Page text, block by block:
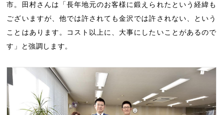
市。田村さんは「長年地元のお客様に鍛えられたという経緯も
ございますが、他では許されても金沢では許されない、という
ことはあります。コスト以上に、大事にしたいことがあるので
す」と強調します。